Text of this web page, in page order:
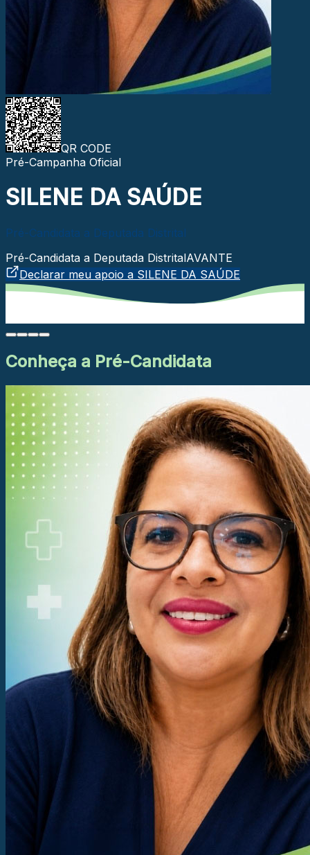
QR CODE
Pré-Campanha Oficial
SILENE DA SAÚDE
Pré-Candidata a Deputada Distrital
Pré-Candidata a Deputada DistritalAVANTE
Declarar meu apoio a SILENE DA SAÚDE
Conheça a Pré-Candidata